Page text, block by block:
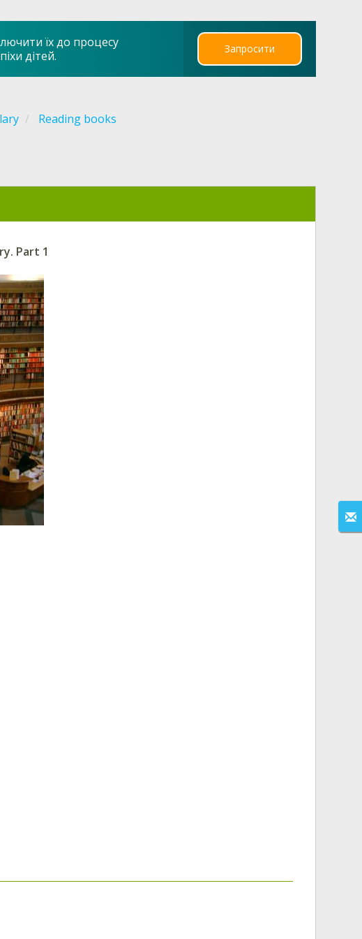
їх до процесу
дітей.
Запросити
Reading books
Part 1